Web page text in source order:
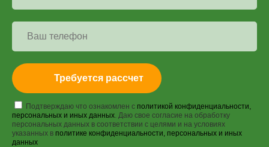
Требуется рассчет
Подтверждаю что ознакомлен с политикой конфиденциальности,
персональных и иных данных. Даю свое согласие на обработку
персональных данных в соответствии с целями и на условиях
указанных в политике конфиденциальности, персональных и иных
данных